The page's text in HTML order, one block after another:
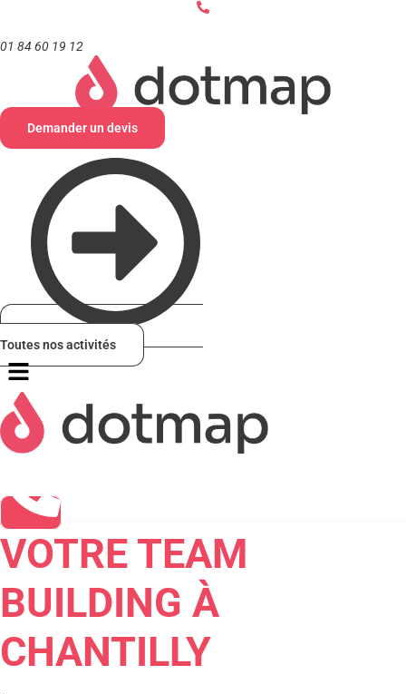
contenu
01 84 60 19 12
Demander un devis
Toutes nos activités
VOTRE TEAM
BUILDING À
CHANTILLY